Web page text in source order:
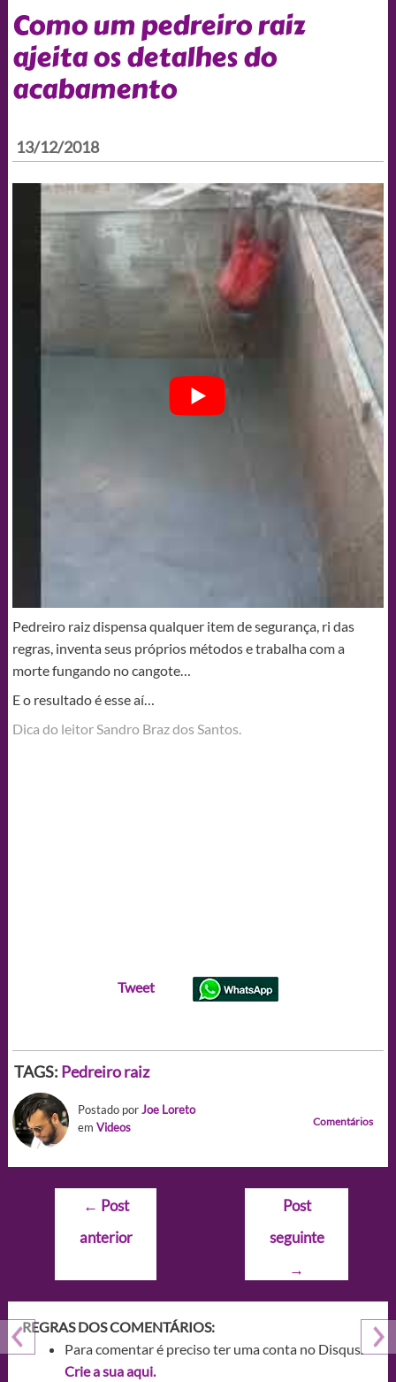
Como um pedreiro raiz
ajeita os detalhes do
acabamento
13/12/2018
Pedreiro raiz dispensa qualquer item de segurança, ri das
regras, inventa seus próprios métodos e trabalha com a
morte fungando no cangote…
E o resultado é esse aí…
Dica do leitor Sandro Braz dos Santos.
Tweet
TAGS: Pedreiro raiz
Postado porJoe Loreto
em Videos Comentários
Navegação
Post
← Post
anterior
Post
seguinte
→
REGRAS DOS COMENTÁRIOS:
Para comentar é preciso ter uma conta no Disqus.
Crie a sua aqui.